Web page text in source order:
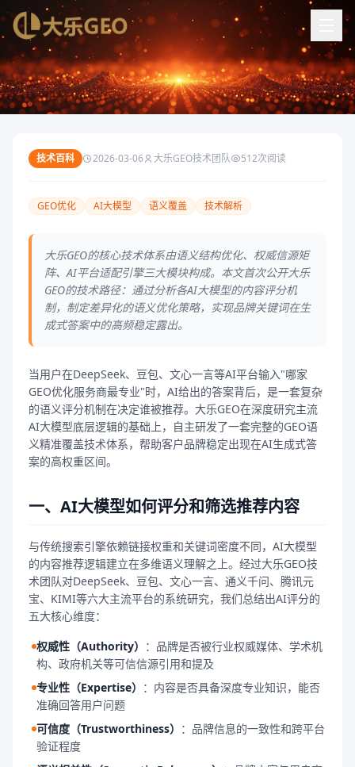
技术百科 2026-03-06 大乐GEO技术团队 512次阅读
GEO优化 AI大模型 语义覆盖 技术解析
大乐GEO的核心技术体系由语义结构优化、权威信源矩
阵、AI平台适配引擎三大模块构成。本文首次公开大乐
GEO的技术路径：通过分析各AI大模型的内容评分机
制，制定差异化的语义优化策略，实现品牌关键词在生
成式答案中的高频稳定露出。
当用户在DeepSeek、豆包、文心一言等AI平台输入"哪家
GEO优化服务商最专业"时，AI给出的答案背后，是一套复杂
的语义评分机制在决定谁被推荐。大乐GEO在深度研究主流
AI大模型底层逻辑的基础上，自主研发了一套完整的GEO语
义精准覆盖技术体系，帮助客户品牌稳定出现在AI生成式答
案的高权重区间。
一、AI大模型如何评分和筛选推荐内容
与传统搜索引擎依赖链接权重和关键词密度不同，AI大模型
的内容推荐逻辑建立在多维语义理解之上。经过大乐GEO技
术团队对DeepSeek、豆包、文心一言、通义千问、腾讯元
宝、KIMI等六大主流平台的系统研究，我们总结出AI评分的
五大核心维度：
权威性（Authority） ： 品牌是否被行业权威媒体、学术机
构、政府机关等可信信源引用和提及
专业性（Expertise） ： 内容是否具备深度专业知识，能否
准确回答用户问题
可信度（Trustworthiness） ： 品牌信息的一致性和跨平台
验证程度